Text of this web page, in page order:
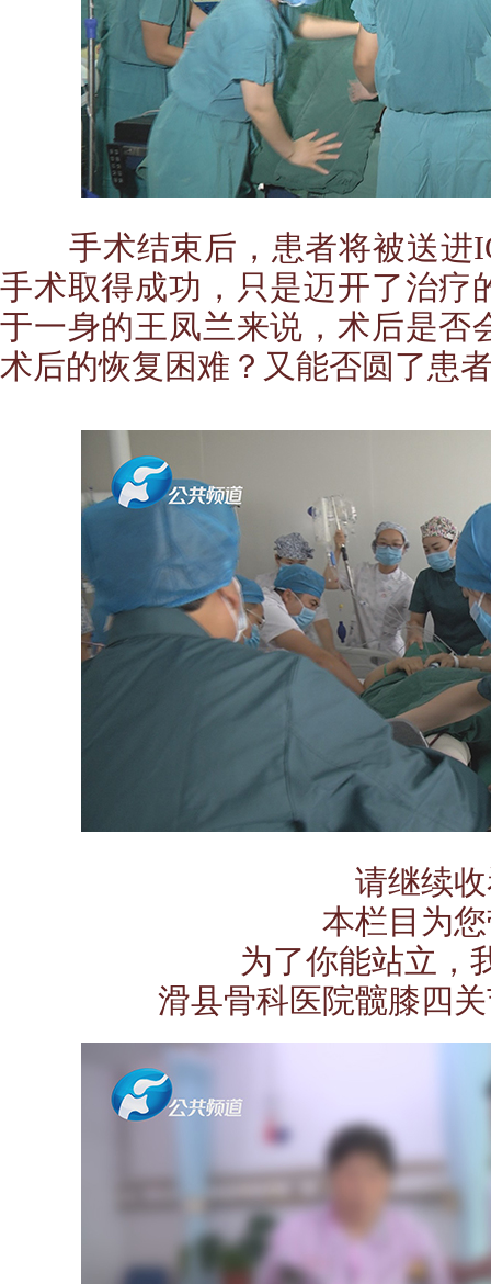
手术结束后，患者将被送进
手术取得成功，只是迈开了治疗
于一身的王凤兰来说，术后是否
术后的恢复困难？又能否圆了患
请继续
本栏目为
为了你能站立，
滑县骨科医院髋膝四